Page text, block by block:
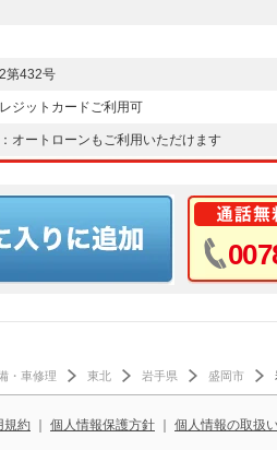
第432号
ジットカードご利用可
オートローンもご利用いただけます
・車修理 東北 岩手県 盛岡市
規約 個人情報保護方針 個人情報の取扱